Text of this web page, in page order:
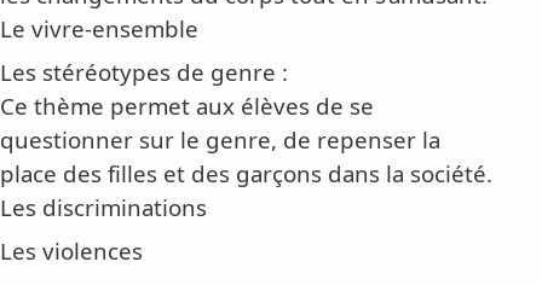
Le vivre-ensemble
Les stéréotypes de genre :
Ce thème permet aux élèves de se
questionner sur le genre, de repenser la
place des filles et des garçons dans la société.
Les discriminations
Les violences